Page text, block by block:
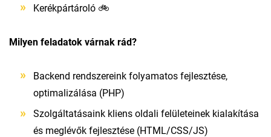
Kerékpártároló 🚲
Milyen feladatok várnak rád?
Backend rendszereink folyamatos fejlesztése,
optimalizálása (PHP)
Szolgáltatásaink kliens oldali felületeinek kialakítása
és meglévők fejlesztése (HTML/CSS/JS)